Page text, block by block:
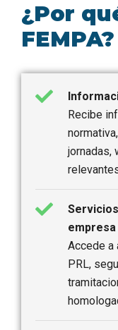
¿Por
FEMPA?
Recibe
jornadas,
empresa
Accede a
PRL,